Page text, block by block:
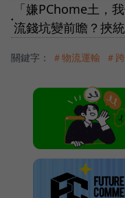
●
「嫌PChome土，
流錢坑變前瞻？挾
關鍵字： ＃物流運輸 ＃